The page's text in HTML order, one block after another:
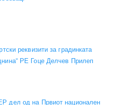
реквизити за градинката
РЕ Гоце Делчев Прилеп
дел од на Првиот национален